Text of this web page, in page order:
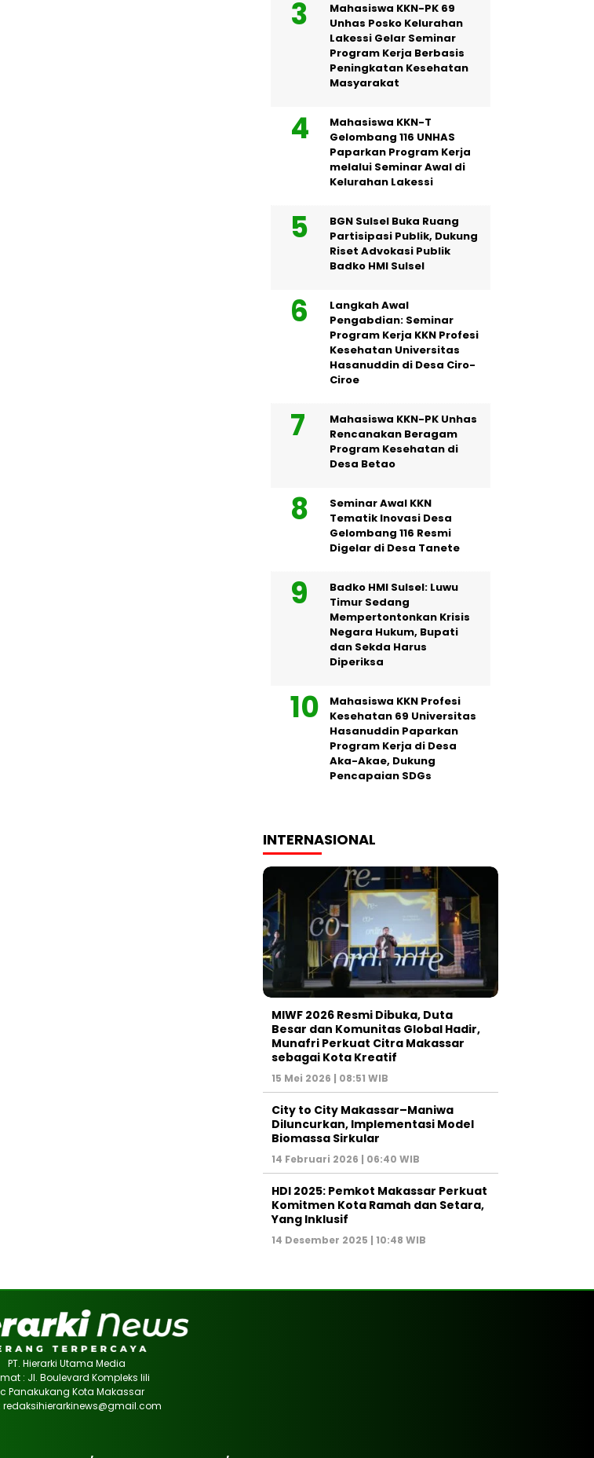
Mahasiswa KKN-PK 69
Unhas Posko Kelurahan
Lakessi Gelar Seminar
Program Kerja Berbasis
Peningkatan Kesehatan
Masyarakat
Mahasiswa KKN-T
Gelombang 116 UNHAS
Paparkan Program Kerja
melalui Seminar Awal di
Kelurahan Lakessi
BGN Sulsel Buka Ruang
Partisipasi Publik, Dukung
Riset Advokasi Publik
Badko HMI Sulsel
Langkah Awal
Pengabdian: Seminar
Program Kerja KKN Profesi
Kesehatan Universitas
Hasanuddin di Desa Ciro-
Ciroe
Mahasiswa KKN-PK Unhas
Rencanakan Beragam
Program Kesehatan di
Desa Betao
Seminar Awal KKN
Tematik Inovasi Desa
Gelombang 116 Resmi
Digelar di Desa Tanete
Badko HMI Sulsel: Luwu
Timur Sedang
Mempertontonkan Krisis
Negara Hukum, Bupati
dan Sekda Harus
Diperiksa
Mahasiswa KKN Profesi
Kesehatan 69 Universitas
Hasanuddin Paparkan
Program Kerja di Desa
Aka-Akae, Dukung
Pencapaian SDGs
INTERNASIONAL
MIWF 2026 Resmi Dibuka, Duta
Besar dan Komunitas Global Hadir,
Munafri Perkuat Citra Makassar
sebagai Kota Kreatif
15 Mei 2026 | 08:51 WIB
City to City Makassar–Maniwa
Diluncurkan, Implementasi Model
Biomassa Sirkular
14 Februari 2026 | 06:40 WIB
HDI 2025: Pemkot Makassar Perkuat
Komitmen Kota Ramah dan Setara,
Yang Inklusif
14 Desember 2025 | 10:48 WIB
PT. Hierarki Utama Media
: Jl. Boulevard Kompleks lili
Panakukang Kota Makassar
redaksihierarkinews@gmail.com